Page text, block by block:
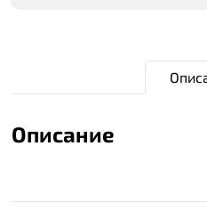
Описание